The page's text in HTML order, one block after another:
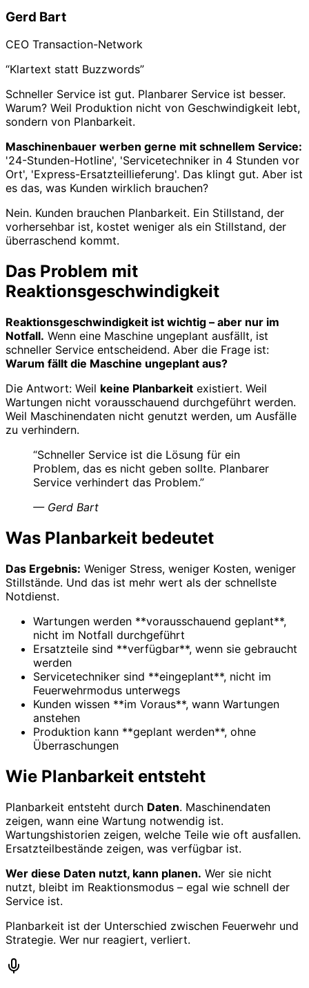
Gerd Bart
CEO Transaction-Network
“Klartext statt Buzzwords”
Schneller Service ist gut. Planbarer Service ist besser.
Warum? Weil Produktion nicht von Geschwindigkeit lebt,
sondern von Planbarkeit.
Maschinenbauer werben gerne mit schnellem Service:
'24-Stunden-Hotline', 'Servicetechniker in 4 Stunden vor
Ort', 'Express-Ersatzteillieferung'. Das klingt gut. Aber ist
es das, was Kunden wirklich brauchen?
Nein. Kunden brauchen Planbarkeit. Ein Stillstand, der
vorhersehbar ist, kostet weniger als ein Stillstand, der
überraschend kommt.
Das Problem mit
Reaktionsgeschwindigkeit
Reaktionsgeschwindigkeit ist wichtig – aber nur im
Notfall. Wenn eine Maschine ungeplant ausfällt, ist
schneller Service entscheidend. Aber die Frage ist:
Warum fällt die Maschine ungeplant aus?
Die Antwort: Weil keine Planbarkeit existiert. Weil
Wartungen nicht vorausschauend durchgeführt werden.
Weil Maschinendaten nicht genutzt werden, um Ausfälle
zu verhindern.
“Schneller Service ist die Lösung für ein
Problem, das es nicht geben sollte. Planbarer
Service verhindert das Problem.”
— Gerd Bart
Was Planbarkeit bedeutet
Das Ergebnis: Weniger Stress, weniger Kosten, weniger
Stillstände. Und das ist mehr wert als der schnellste
Notdienst.
Wartungen werden **vorausschauend geplant**,
nicht im Notfall durchgeführt
Ersatzteile sind **verfügbar**, wenn sie gebraucht
werden
Servicetechniker sind **eingeplant**, nicht im
Feuerwehrmodus unterwegs
Kunden wissen **im Voraus**, wann Wartungen
anstehen
Produktion kann **geplant werden**, ohne
Überraschungen
Wie Planbarkeit entsteht
Planbarkeit entsteht durch Daten. Maschinendaten
zeigen, wann eine Wartung notwendig ist.
Wartungshistorien zeigen, welche Teile wie oft ausfallen.
Ersatzteilbestände zeigen, was verfügbar ist.
Wer diese Daten nutzt, kann planen. Wer sie nicht
nutzt, bleibt im Reaktionsmodus – egal wie schnell der
Service ist.
Planbarkeit ist der Unterschied zwischen Feuerwehr und
Strategie. Wer nur reagiert, verliert.